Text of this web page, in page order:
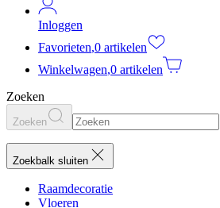
Inloggen
Favorieten,0 artikelen
Winkelwagen,0 artikelen
Zoeken
Zoeken
Zoekbalk sluiten
Raamdecoratie
Vloeren